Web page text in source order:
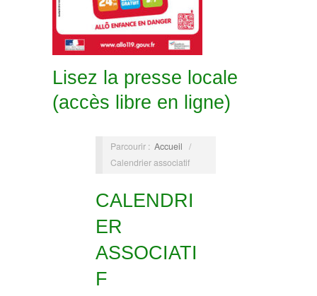
Lisez la presse locale
(accès libre en ligne)
Parcourir : Accueil /
Calendrier associatif
CALENDRI
ER
ASSOCIATI
F